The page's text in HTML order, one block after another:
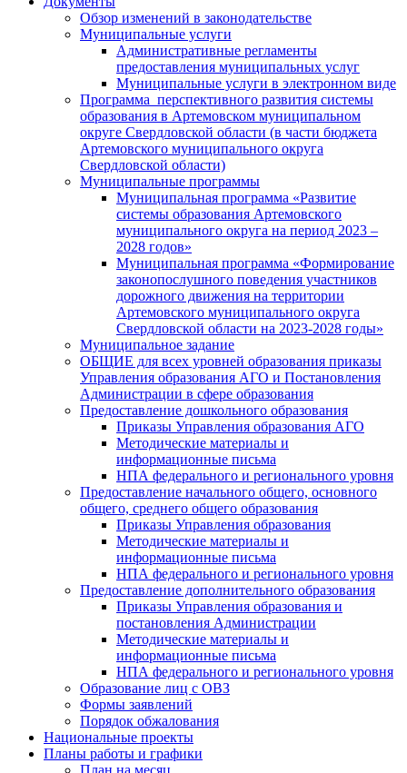
Обзор изменений в законодательстве
Муниципальные услуги
Административные регламенты
предоставления муниципальных услуг
Муниципальные услуги в электронном виде
Программа перспективного развития системы
образования в Артемовском муниципальном
округе Свердловской области (в части бюджета
Артемовского муниципального округа
Свердловской области)
Муниципальные программы
Муниципальная программа «Развитие
системы образования Артемовского
муниципального округа на период 2023 –
2028 годов»
Муниципальная программа «Формирование
законопослушного поведения участников
дорожного движения на территории
Артемовского муниципального округа
Свердловской области на 2023-2028 годы»
Муниципальное задание
ОБЩИЕ для всех уровней образования приказы
Управления образования АГО и Постановления
Администрации в сфере образования
Предоставление дошкольного образования
Приказы Управления образования АГО
Методические материалы и
информационные письма
НПА федерального и регионального уровня
Предоставление начального общего, основного
общего, среднего общего образования
Приказы Управления образования
Методические материалы и
информационные письма
НПА федерального и регионального уровня
Предоставление дополнительного образования
Приказы Управления образования и
постановления Администрации
Методические материалы и
информационные письма
НПА федерального и регионального уровня
Образование лиц с ОВЗ
Формы заявлений
Порядок обжалования
Национальные проекты
Планы работы и графики